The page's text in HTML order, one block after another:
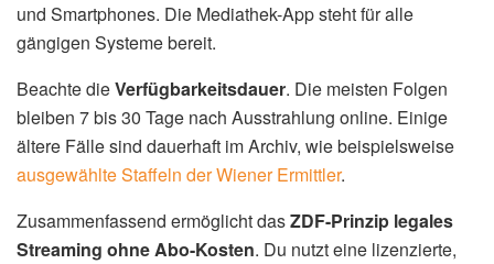
und Smartphones. Die Mediathek-App steht für alle
gängigen Systeme bereit.
Beachte dieVerfügbarkeitsdauer. Die meisten Folgen
bleiben 7 bis 30 Tage nach Ausstrahlung online. Einige
ältere Fälle sind dauerhaft im Archiv, wie beispielsweise
ausgewählte Staffeln der Wiener Ermittler.
Zusammenfassend ermöglicht dasZDF-Prinzip legales
Streaming ohne Abo-Kosten. Du nutzt eine lizenzierte,